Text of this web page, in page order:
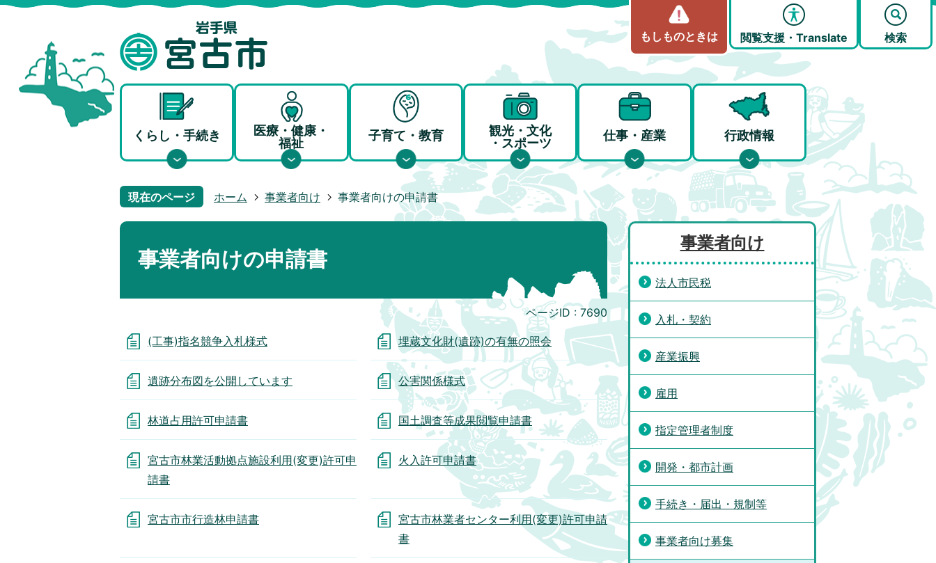
もしものときは 閲覧支援・Translate 検索
くらし・手続き
医療・健康・
福祉
子育て・教育
観光・文化
・スポーツ
仕事・産業 行政情報
現在のページ ホーム 事業者向け 事業者向けの申請書
事業者向けの申請書
ページID : 7690
(工事)指名競争入札様式 埋蔵文化財(遺跡)の有無の照会
遺跡分布図を公開しています 公害関係様式
林道占用許可申請書 国土調査等成果閲覧申請書
宮古市林業活動拠点施設利用(変更)許可申
請書
火入許可申請書
宮古市市行造林申請書
宮古市林業者センター利用(変更)許可申請
書
事業者向け
法人市民税
入札・契約
産業振興
雇用
指定管理者制度
開発・都市計画
手続き・届出・規制等
事業者向け募集